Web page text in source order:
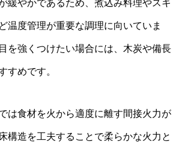
緩やかであるため、煮込み料理やスキ
温度管理が重要な調理に向いていま
を強くつけたい場合には、木炭や備長
すめです。
は食材を火から適度に離す間接火力が
構造を工夫することで柔らかな火力と